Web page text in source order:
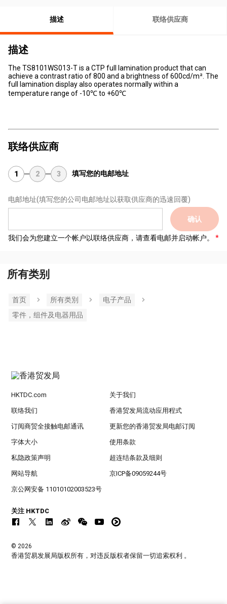
描述 联络供应商
描述
The TS8101WS013-T is a CTP full lamination product that can
achieve a contrast ratio of 800 and a brightness of 600cd/m². The
full lamination display also operates normally within a
temperature range of -10℃ to +60℃
联络供应商
1 2 3 填写您的电邮地址
电邮地址(填写您的公司电邮地址以获取供应商的迅速回覆)
确认
我们会为您建立一个帐户以联络供应商，请查看电邮并启动帐户。
所有类别
首页 所有类別
电子产品
零件，组件及电器用品
HKTDC.com 关于我们
联络我们 香港贸发局流动应用程式
订阅商贸全接触电邮通讯 更新您的香港贸发局电邮订阅
字体大小 使用条款
私隐政策声明 超连结条款及细则
网站导航 京ICP备09059244号
京公网安备 11010102003523号
关注 HKTDC
© 2026
香港贸易发展局版权所有，对违反版权者保留一切追索权利 。